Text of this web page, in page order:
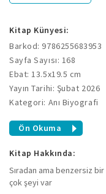
Kitap Künyesi:
Barkod: 9786255683953
Sayfa Sayısı: 168
Ebat: 13.5x19.5 cm
Yayın Tarihi: Şubat 2026
Kategori: Anı Biyografi
Ön Okuma
Kitap Hakkında:
Sıradan ama benzersiz
çok şeyi var